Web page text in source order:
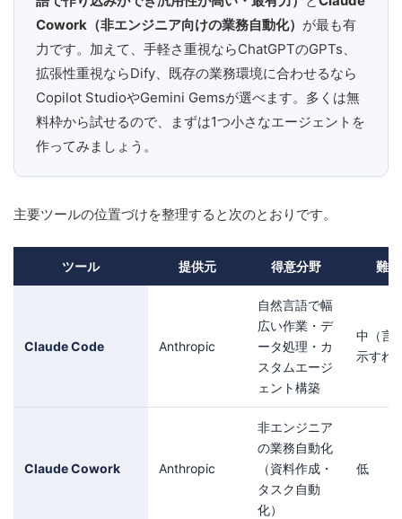
Cowork（非エンジニア向けの業務自動化） が最も有
力です。加えて、手軽さ重視ならChatGPTのGPTs、
拡張性重視ならDify、既存の業務環境に合わせるなら
Copilot StudioやGemini Gemsが選べます。多くは無
料枠から試せるので、まずは1つ小さなエージェントを
作ってみましょう。
主要ツールの位置づけを整理すると次のとおりです。
ツール 提供元 得意分野 難
Claude Code Anthropic
自然言語で幅
広い作業・デ
ータ処理・カ
スタムエージ
ェント構築
中（言
示すれ
Claude Cowork Anthropic
非エンジニア
の業務自動化
（資料作成・
タスク自動
化）
低